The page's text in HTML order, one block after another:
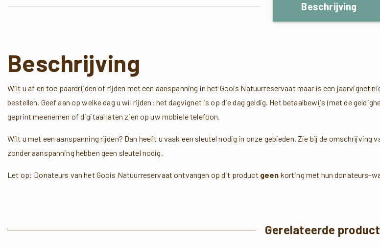
Beschrijving
Beschrijving
Wilt u af en toe paardrijden of rijden met een aanspanning in het Goois Natuurreservaat maar is een jaarvignet
bestellen. Geef aan op welke dag u wil rijden: het dagvignet is op die dag geldig. Het betaalbewijs (met de
geprint meenemen of digitaal laten zien op uw mobiele telefoon.
Wilt u met een aanspanning rijden? Dan heeft u vaak een sleutel nodig in onze gebieden. Zie bij de
zonder aanspanning hebben geen sleutel nodig.
Let op: Donateurs van het Goois Natuurreservaat ontvangen op dit product geen korting met hun donateurs-
Gerelateerde